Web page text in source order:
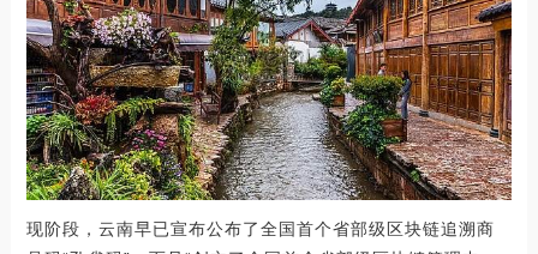
现阶段，云南早已宣布公布了全国首个省部级区块链追溯商